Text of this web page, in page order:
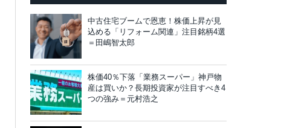
中古住宅ブームで恩恵！株価上昇が見
込める「リフォーム関連」注目銘柄4選
＝田嶋智太郎
株価40％下落「業務スーパー」神戸物
産は買いか？長期投資家が注目すべき4
つの強み＝元村浩之